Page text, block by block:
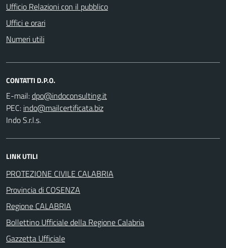
Ufficio Relazioni con il pubblico
Uffici e orari
Numeri utili
CONTATTI D.P.O.
E-mail:
PEC:
Indo S.r.l.s.
LINK UTILI
PROTEZIONE CIVILE CALABRIA
Provincia di COSENZA
Regione CALABRIA
Bollettino Ufficiale della Regione Calabria
Gazzetta Ufficiale